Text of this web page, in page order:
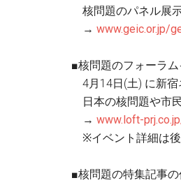
核問題のパネル展示
→ www.geic.or.jp/
■核問題のフォーラ
4月14日(土) に新宿
日本の核問題や市
→ www.loft-
※イベント詳細は後
■核問題の特集記事